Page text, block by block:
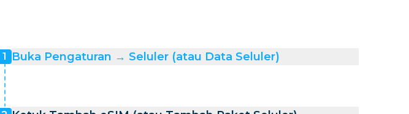
1 Buka Pengaturan → Seluler (atau Data Seluler)